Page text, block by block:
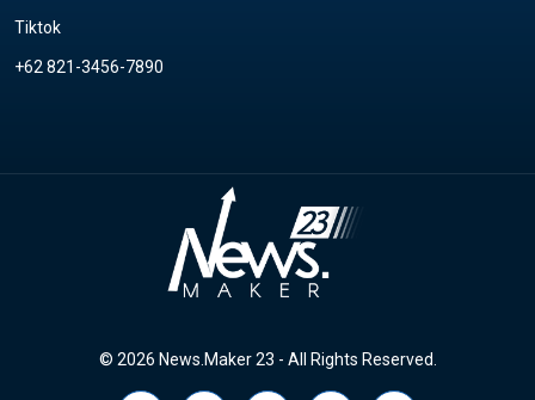
Tiktok
+62 821-3456-7890
© 2026 News.Maker 23 - All Rights Reserved.